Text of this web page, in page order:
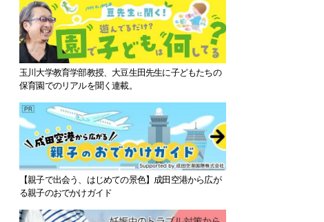
玉川大学教育学部教授、大豆生田先生に子どもたちの
保育園でのリアルを聞く連載。
【親子で出会う、はじめての景色】成田空港から広が
る親子のおでかけガイド